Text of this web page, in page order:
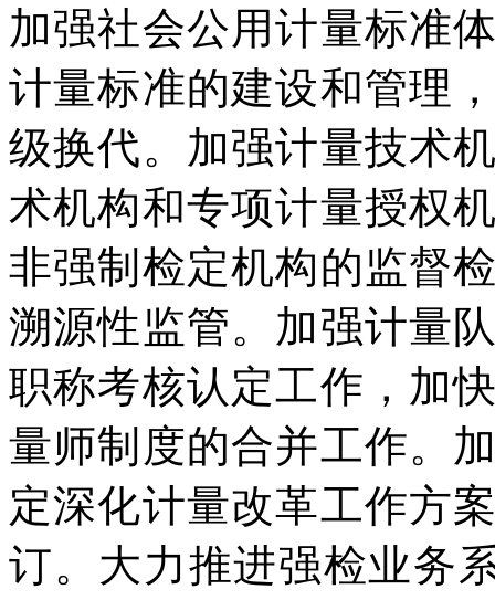
加强社会公用计量标准
计量标准的建设和管理
级换代。加强计量技术
术机构和专项计量授权
非强制检定机构的监督
溯源性监管。加强计量
职称考核认定工作，加
量师制度的合并工作。
定深化计量改革工作方
订。大力推进强检业务